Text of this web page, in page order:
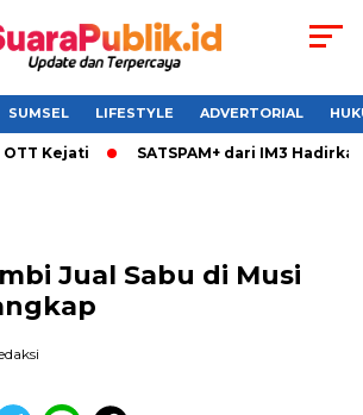
SUMSEL LIFESTYLE ADVERTORIAL
Kejati SATSPAM+ dari IM3
Jual Sabu di Musi